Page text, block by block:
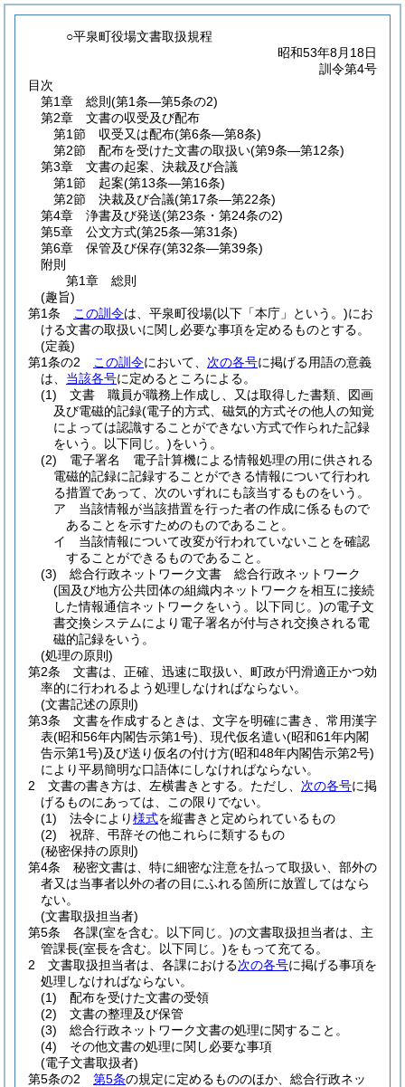
○平泉町役場文書取扱規程
昭和53年8月18日
訓令第4号
目次
第1章
総則 (第1条―第5条の2)
第2章
文書の収受及び配布
第1節
収受又は配布(第6条―第8条)
第2節
配布を受けた文書の取扱い(第9条―第12条)
第3章
文書の起案、決裁及び合議
第1節
起案(第13条―第16条)
第2節
決裁及び合議(第17条―第22条)
第4章
浄書及び発送(第23条・第24条の2)
第5章
公文方式(第25条―第31条)
第6章
保管及び保存(第32条―第39条)
附則
第1章
総則
(趣旨)
第1条
この訓令は、平泉町役場(以下「本庁」という。)にお
ける文書の取扱いに関し必要な事項を定めるものとする。
(定義)
第1条の2
この訓令において、 次の各号に掲げる用語の意義
は、 当該各号に定めるところによる。
(1)
文書 職員が職務上作成し、又は取得した書類、図画
及び電磁的記録(電子的方式、磁気的方式その他人の知覚
によっては認識することができない方式で作られた記録
をいう。以下同じ。)をいう。
(2)
電子署名 電子計算機による情報処理の用に供される
電磁的記録に記録することができる情報について行われ
る措置であって、次のいずれにも該当するものをいう。
ア
当該情報が当該措置を行った者の作成に係るもので
あることを示すためのものであること。
イ
当該情報について改変が行われていないことを確認
することができるものであること。
(3)
総合行政ネットワーク文書 総合行政ネットワーク
(国及び地方公共団体の組織内ネットワークを相互に接続
した情報通信ネットワークをいう。以下同じ。)の電子文
書交換システムにより電子署名が付与され交換される電
磁的記録をいう。
(処理の原則)
第2条
文書は、正確、迅速に取扱い、町政が円滑適正かつ効
率的に行われるよう処理しなければならない。
(文書記述の原則)
第3条
文書を作成するときは、文字を明確に書き、常用漢字
表(昭和56年内閣告示第1号) 、現代仮名遣い(昭和61年内閣
告示第1号)及び送り仮名の付け方(昭和48年内閣告示第2号)
により平易簡明な口語体にしなければならない。
2
文書の書き方は、左横書きとする。 ただし、 次の各号に掲
げるものにあっては、この限りでない。
(1)
法令により様式を縦書きと定められているもの
(2)
祝辞、弔辞その他これらに類するもの
(秘密保持の原則)
第4条
秘密文書は、特に細密な注意を払って取扱い、部外の
者又は当事者以外の者の目にふれる箇所に放置してはなら
ない。
(文書取扱担当者)
第5条
各課(室を含む。以下同じ。)の文書取扱担当者は、主
管課長(室長を含む。以下同じ。)をもって充てる。
2
文書取扱担当者は、各課における次の各号に掲げる事項を
処理しなければならない。
(1)
配布を受けた文書の受領
(2)
文書の整理及び保管
(3)
総合行政ネットワーク文書の処理に関すること。
(4)
その他文書の処理に関し必要な事項
(電子文書取扱者)
第5条の2
第5条の規定に定めるもののほか、総合行政ネッ